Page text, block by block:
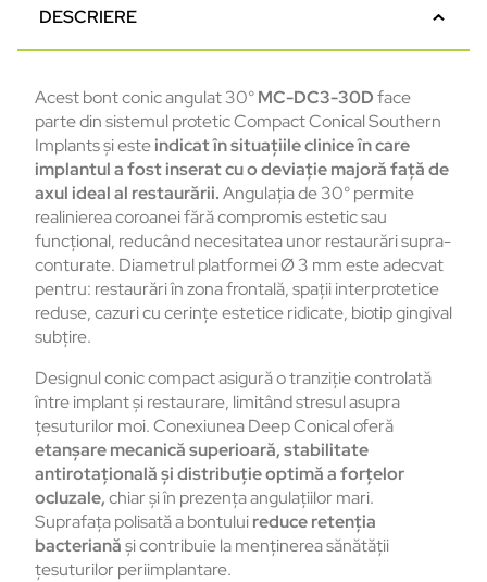
DESCRIERE
Acest bont conic angulat 30°MC-DC3-30Dface
partedinsistemulproteticCompact Conical Southern
Implantsșiesteindicatînsituațiilecliniceîncare
implantulafostinseratcu odeviațiemajorăfațăde
axulideal al restaurării.Angulațiade 30°permite
realiniereacoroaneifărăcompromisesteticsau
funcțional, reducândnecesitateaunorrestaurărisupra-
conturate. DiametrulplatformeiØ 3 mmesteadecvat
pentru: restaurăriînzonafrontală,spațiiinterprotetice
reduse,cazuricucerințeesteticeridicate, biotipgingival
subțire.
Designulconic compactasigurăotranzițiecontrolată
întreimplantșirestaurare, limitândstresulasupra
țesuturilormoi.ConexiuneaDeep Conicaloferă
etanșaremecanicăsuperioară,stabilitate
antirotaționalășidistribuțieoptimăaforțelor
ocluzale,chiarșiîn prezențaangulațiilormari.
Suprafațapolisatăabontuluireduceretenția
bacterianășicontribuielamenținereasănătății
țesuturilorperiimplantare.